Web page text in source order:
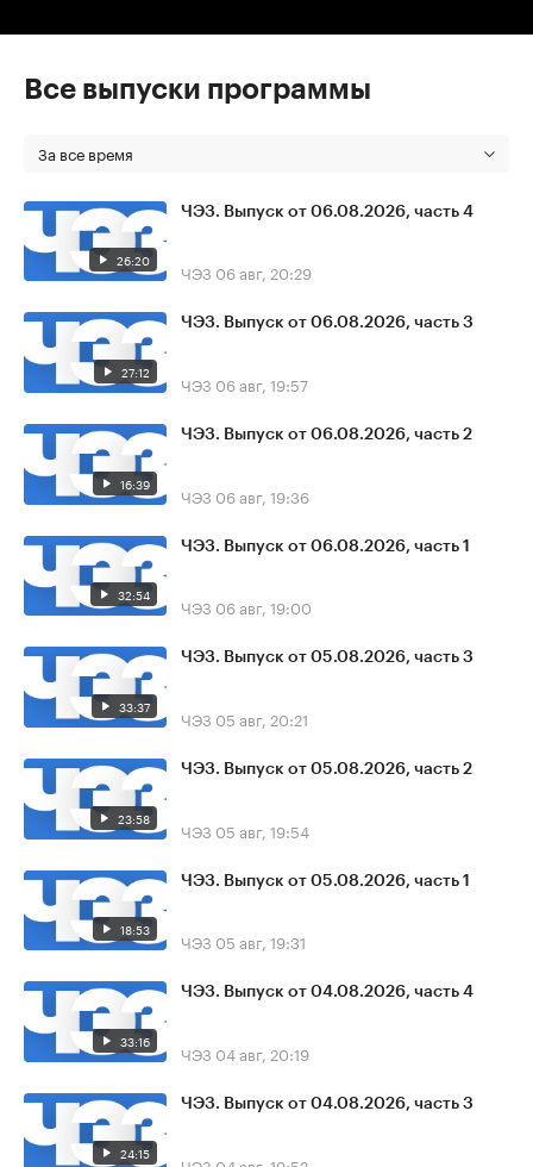
Все выпуски программы
За все время
26:20
ЧЭЗ. Выпуск от 06.08.2026, часть 4
ЧЭЗ 06 авг, 20:29
27:12
ЧЭЗ. Выпуск от 06.08.2026, часть 3
ЧЭЗ 06 авг, 19:57
16:39
ЧЭЗ. Выпуск от 06.08.2026, часть 2
ЧЭЗ 06 авг, 19:36
32:54
ЧЭЗ. Выпуск от 06.08.2026, часть 1
ЧЭЗ 06 авг, 19:00
33:37
ЧЭЗ. Выпуск от 05.08.2026, часть 3
ЧЭЗ 05 авг, 20:21
23:58
ЧЭЗ. Выпуск от 05.08.2026, часть 2
ЧЭЗ 05 авг, 19:54
18:53
ЧЭЗ. Выпуск от 05.08.2026, часть 1
ЧЭЗ 05 авг, 19:31
33:16
ЧЭЗ. Выпуск от 04.08.2026, часть 4
ЧЭЗ 04 авг, 20:19
24:15
ЧЭЗ. Выпуск от 04.08.2026, часть 3